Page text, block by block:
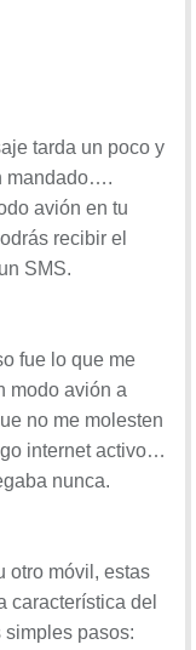
tarda un poco y
mandado….
avión en tu
recibir el
SMS.
fue lo que me
modo avión a
no me molesten
internet activo…
nunca.
otro móvil, estas
característica del
pasos: